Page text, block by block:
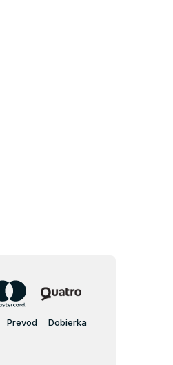
Prevod Dobierka